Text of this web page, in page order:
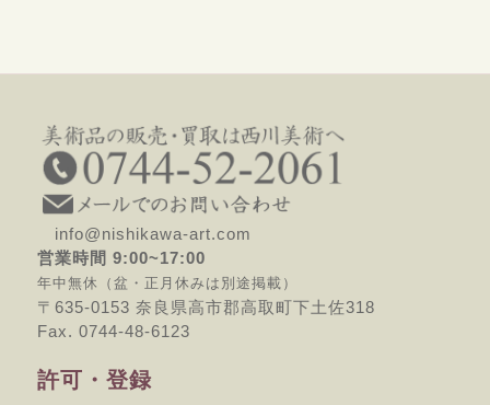
info@nishikawa-art.com
営業時間 9:00~17:00
年中無休（盆・正月休みは別途掲載）
〒635-0153 奈良県高市郡高取町下土佐318
Fax. 0744-48-6123
許可・登録